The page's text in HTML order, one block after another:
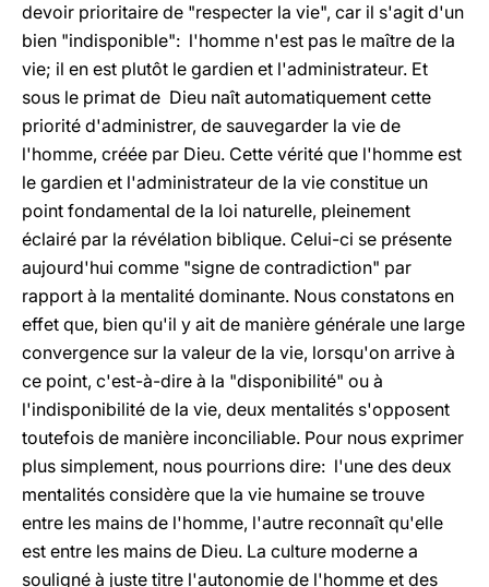
devoir prioritaire de "respecter la vie", car il s'agit d'un
bien "indisponible": l'homme n'est pas le maître de la
vie; il en est plutôt le gardien et l'administrateur. Et
sous le primat de Dieu naît automatiquement cette
priorité d'administrer, de sauvegarder la vie de
l'homme, créée par Dieu. Cette vérité que l'homme est
le gardien et l'administrateur de la vie constitue un
point fondamental de la loi naturelle, pleinement
éclairé par la révélation biblique. Celui-ci se présente
aujourd'hui comme "signe de contradiction" par
rapport à la mentalité dominante. Nous constatons en
effet que, bien qu'il y ait de manière générale une large
convergence sur la valeur de la vie, lorsqu'on arrive à
ce point, c'est-à-dire à la "disponibilité" ou à
l'indisponibilité de la vie, deux mentalités s'opposent
toutefois de manière inconciliable. Pour nous exprimer
plus simplement, nous pourrions dire: l'une des deux
mentalités considère que la vie humaine se trouve
entre les mains de l'homme, l'autre reconnaît qu'elle
est entre les mains de Dieu. La culture moderne a
souligné à juste titre l'autonomie de l'homme et des